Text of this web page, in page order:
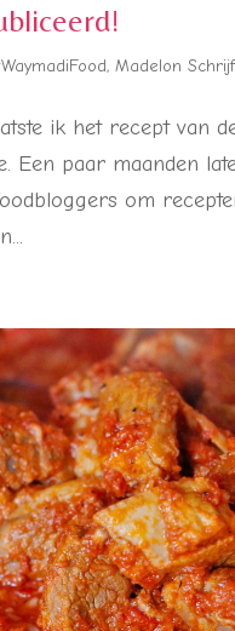
,Madelon
ik het recept van
Een paar maanden
om